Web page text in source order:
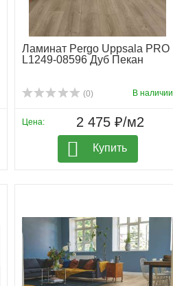
Ламинат Pergo Uppsala PRO
L1249-08596 Дуб Пекан
(0) В наличии
Цена: 2 475 ₽/м2
Купить